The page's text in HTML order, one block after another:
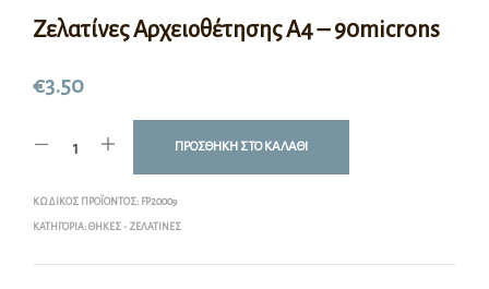
Ζελατίνες Αρχειοθέτησης Α4 – 90microns
€3.50
ΠΡΟΣΘΉΚΗ ΣΤΟ ΚΑΛΆΘΙ
ΚΩΔΙΚΌΣ ΠΡΟΪΌΝΤΟΣ: FP20009
ΚΑΤΗΓΟΡΊΑ: ΘΉΚΕΣ - ΖΕΛΑΤΊΝΕΣ